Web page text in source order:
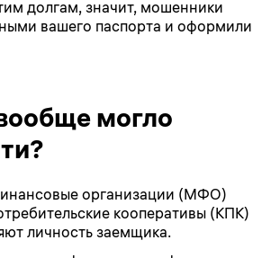
долгам, значит, мошенники
вашего паспорта и оформили
могло
организации (МФО)
кооперативы (КПК)
личность заемщика.